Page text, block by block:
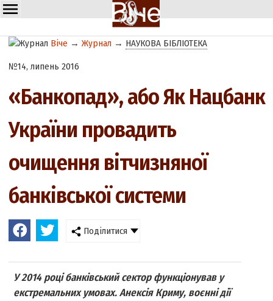
Віче →Журнал → НАУКОВА БІБЛІОТЕКА
№14, липень 2016
«Банкопад», або Як Нацбанк
України провадить
очищення вітчизняної
банківської системи
Поділитися
У 2014 році банківський сектор функціонував у
екстремальних умовах. Анексія Криму, воєнні дії